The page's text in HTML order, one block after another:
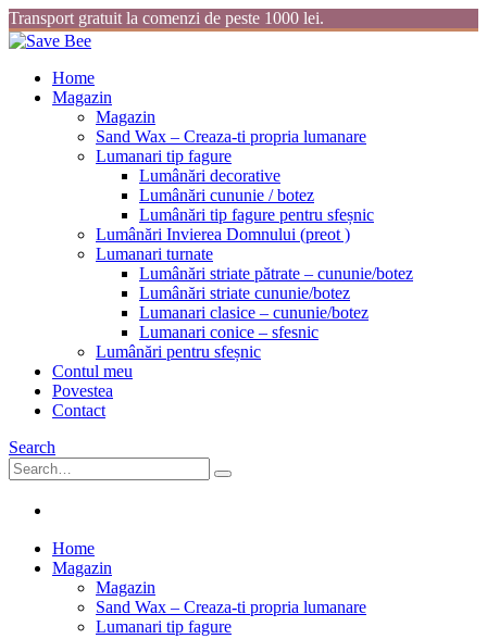
Transport gratuit la comenzi de peste 1000 lei.
Home
Magazin
Magazin
Sand Wax – Creaza-ti propria lumanare
Lumanari tip fagure
Lumânări decorative
Lumânări cununie / botez
Lumânări tip fagure pentru sfeșnic
Lumânări Invierea Domnului (preot )
Lumanari turnate
Lumânări striate pătrate – cununie/botez
Lumânări striate cununie/botez
Lumanari clasice – cununie/botez
Lumanari conice – sfesnic
Lumânări pentru sfeșnic
Contul meu
Povestea
Contact
Search
Home
Magazin
Magazin
Sand Wax – Creaza-ti propria lumanare
Lumanari tip fagure